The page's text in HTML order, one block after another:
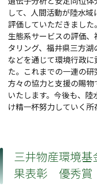
して、人間活動が陸水
評価していただきまし
生態系サービスの評価
タリング、福井県三方
などを通じて環境行政
た。これまでの一連の
方々の協力と支援の賜
いたします。今後も、
け精一杯努力していく所
三井物産環境
果表彰 優秀賞